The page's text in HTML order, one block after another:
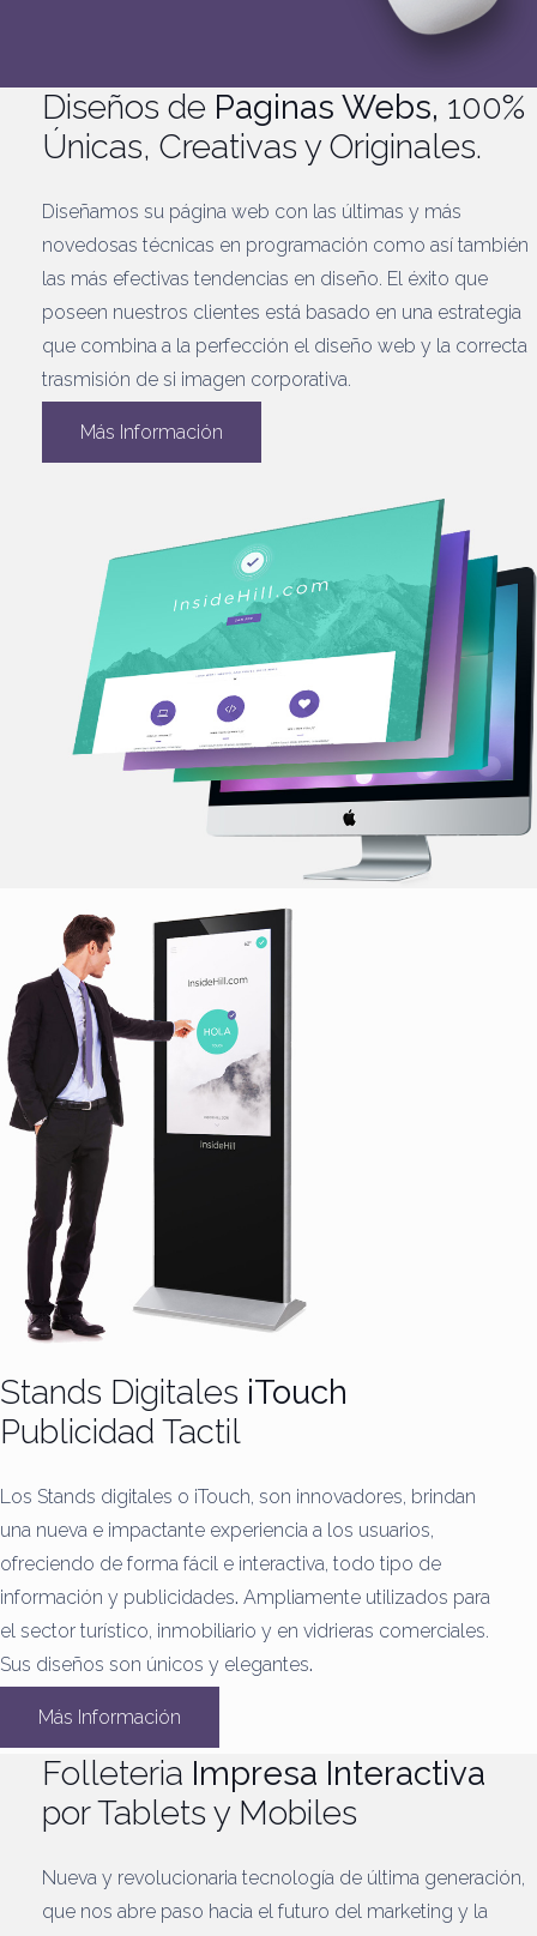
Diseños de Paginas Webs, 100%
Únicas, Creativas y Originales.
Diseñamos su página web con las últimas y más
novedosas técnicas en programación como así también
las más efectivas tendencias en diseño. El éxito que
poseen nuestros clientes está basado en una estrategia
que combina a la perfección el diseño web y la correcta
trasmisión de si imagen corporativa.
Más Información
Stands Digitales iTouch
Publicidad Tactil
Los Stands digitales o iTouch, son innovadores, brindan
una nueva e impactante experiencia a los usuarios,
ofreciendo de forma fácil e interactiva, todo tipo de
información y publicidades. Ampliamente utilizados para
el sector turístico, inmobiliario y en vidrieras comerciales.
Sus diseños son únicos y elegantes.
Más Información
Folleteria Impresa Interactiva
por Tablets y Mobiles
Nueva y revolucionaria tecnología de última generación,
que nos abre paso hacia el futuro del marketing y la